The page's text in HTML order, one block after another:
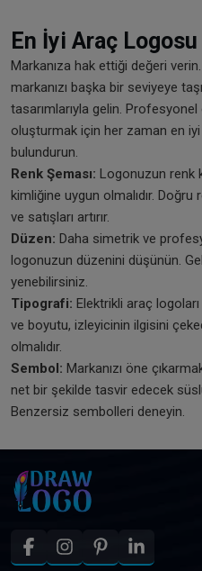
En İyi Araç
Markanıza hak ettiği değeri
markanızı başka bir seviyeye
tasarımlarıyla gelin. Profesyonel
oluşturmak için her zaman en iyi
bulundurun.
Renk Şeması: Logonuzun renk
kimliğine uygun olmalıdır.
ve satışları artırır.
Düzen: Daha simetrik ve
logonuzun düzenini düşünün.
yenebilirsiniz.
Tipografi: Elektrikli araç
ve boyutu, izleyicinin ilgisini
olmalıdır.
Sembol: Markanızı öne
net bir şekilde tasvir edecek
Benzersiz sembolleri deneyin.